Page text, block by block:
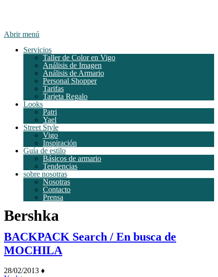
Abrir menú
Servicios
Taller de Color en Vigo
Análisis de Imagen
Análisis de Armario
Personal Shopper
Tarifas
Tarjeta Regalo
Looks
Patri
Yael
Street Style
Vigo
Inspiración
Guía de estilo
Básicos de armario
Tendencias
sobre nosotras
Nosotras
Contacto
Prensa
Bershka
BACKPACK Search / En busca de
MOCHILA
28/02/2013 ♦